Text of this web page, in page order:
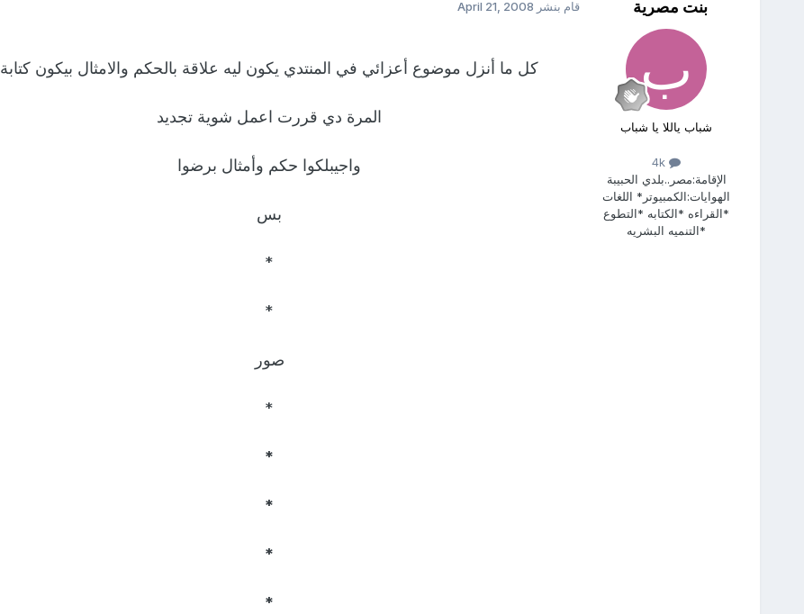
بنت مصرية
شباب ياللا يا شباب
4k
الإقامة:مصر..بلدي الحبيبة
الهوايات:الكمبيوتر* اللغات
*القراءه *الكتابه *التطوع
*التنميه البشريه
قام بنشر April 21, 2008
كل ما أنزل موضوع أعزائي في المنتدي يكون ليه علاقة بالحكم والامثال بيكون كتابة
المرة دي قررت اعمل شوية تجديد
واجيبلكوا حكم وأمثال برضوا
بس
*
*
صور
*
*
*
*
*